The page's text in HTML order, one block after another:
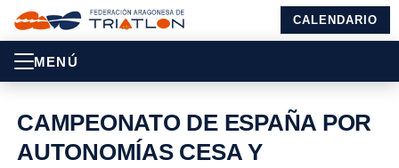
CALENDARIO
MENÚ
CAMPEONATO DE ESPAÑA POR
AUTONOMÍAS CESA Y